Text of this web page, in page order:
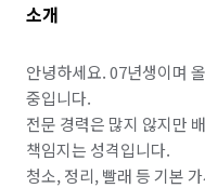
소개
안녕하세요. 07년생이며
중입니다.
전문 경력은 많지 않지만
책임지는 성격입니다.
청소, 정리, 빨래 등 기본